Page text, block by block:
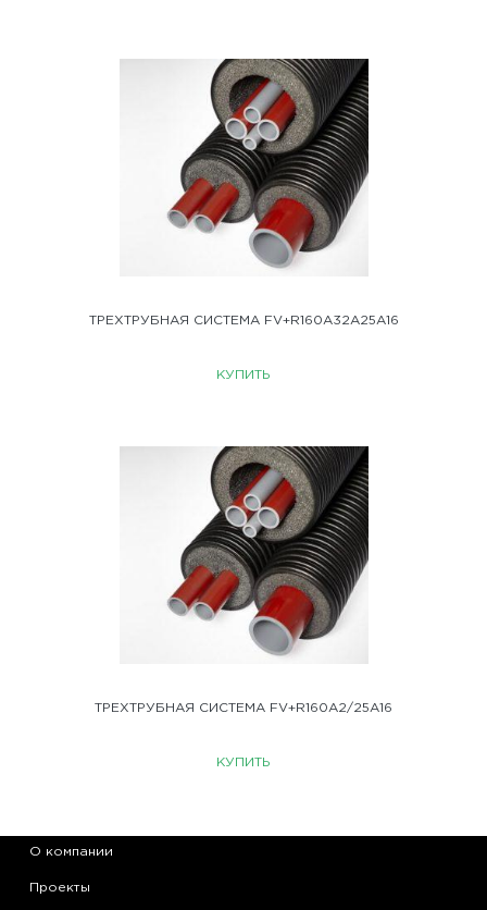
ТРЕХТРУБНАЯ СИСТЕМА FV+R160A32A25A16
КУПИТЬ
ТРЕХТРУБНАЯ СИСТЕМА FV+R160A2/25A16
КУПИТЬ
О компании
Проекты